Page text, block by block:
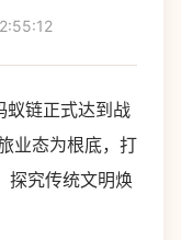
蚁链正式达到战
业态为根底，打
探究传统文明焕